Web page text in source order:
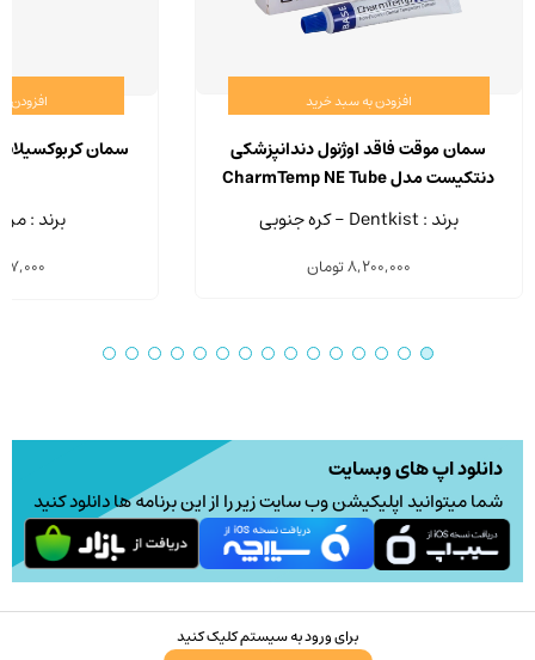
افزودن به سبد خرید
سمان موقت فاقد اوژنول دندانپزشکی
دنتکیست مدل CharmTemp NE Tube
Type
برند : Dentkist - کره جنوبی
8,200,000تومان
افزودن
سمان
برند :
دانلود اپ های وبسایت
شما میتوانید اپلیکیشن وب سایت زیر را از این برنامه ها دانلود کنید
برای ورود به سیستم کلیک کنید